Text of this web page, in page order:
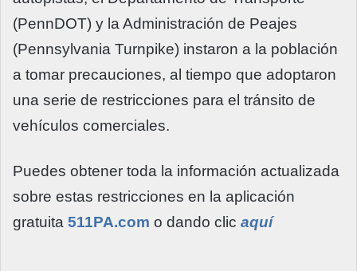
(PennDOT) y la Administración de Peajes
(Pennsylvania Turnpike) instaron a la población
a tomar precauciones, al tiempo que adoptaron
una serie de restricciones para el tránsito de
vehículos comerciales.
Puedes obtener toda la información actualizada
sobre estas restricciones en la aplicación
gratuita 511PA.com o dando clic aquí